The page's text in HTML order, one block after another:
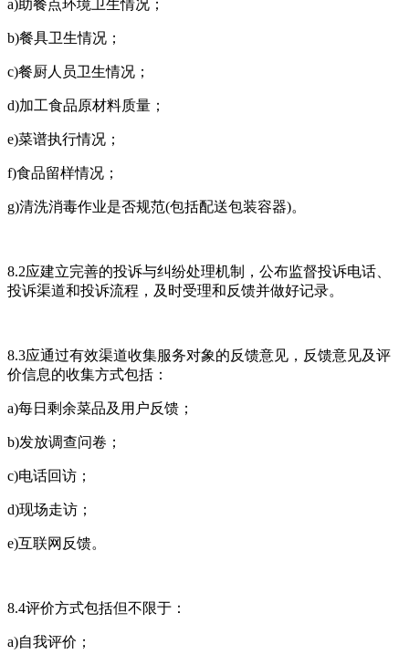
a)助餐点环境卫生情况；
b)餐具卫生情况；
c)餐厨人员卫生情况；
d)加工食品原材料质量；
e)菜谱执行情况；
f)食品留样情况；
g)清洗消毒作业是否规范(包括配送包装容器)。
8.2应建立完善的投诉与纠纷处理机制，公布监督投诉电话、
投诉渠道和投诉流程，及时受理和反馈并做好记录。
8.3应通过有效渠道收集服务对象的反馈意见，反馈意见及评
价信息的收集方式包括：
a)每日剩余菜品及用户反馈；
b)发放调查问卷；
c)电话回访；
d)现场走访；
e)互联网反馈。
8.4评价方式包括但不限于：
a)自我评价；